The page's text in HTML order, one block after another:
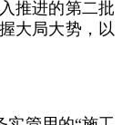
推进的第二批
大局大势，以